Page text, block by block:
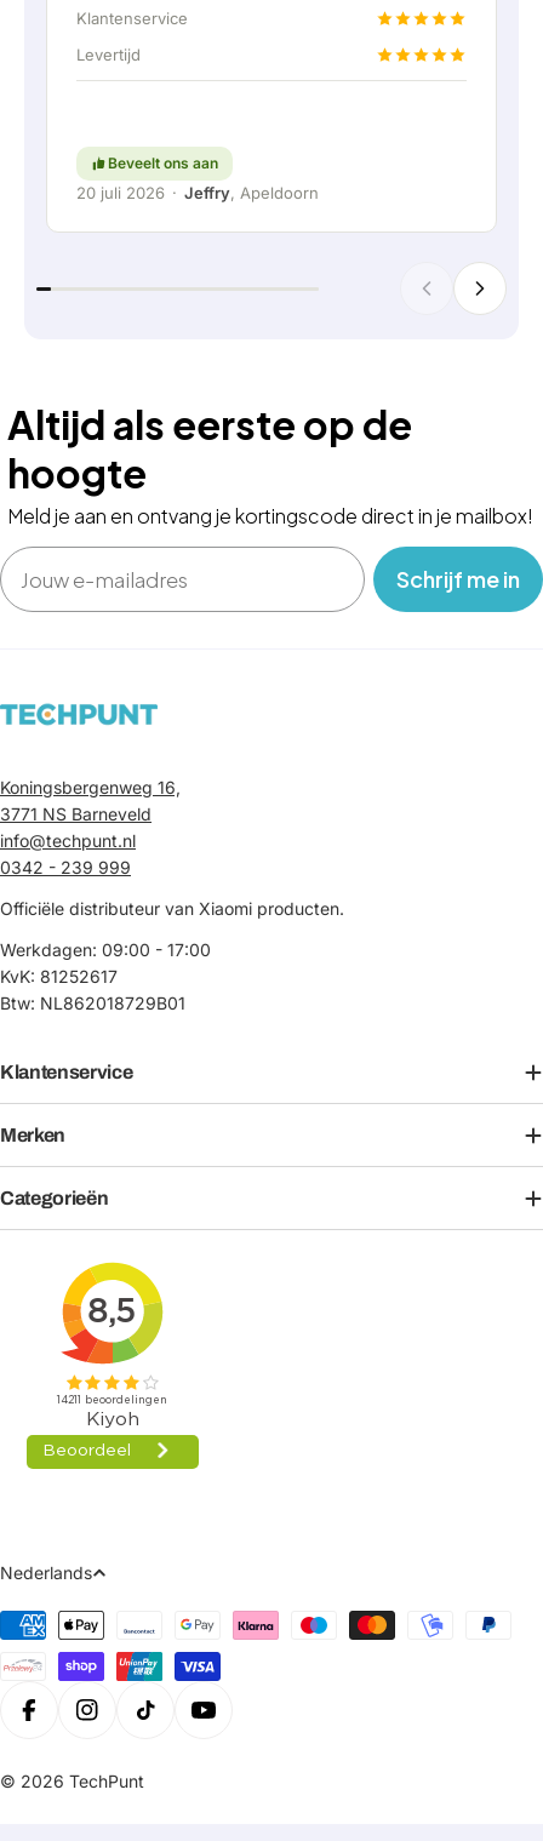
accu doormiddel van een vaste verbinding aan
Kortom; een erg fijn bedrijf waar service en
Klantenservice
Levertijd
Beveelt ons aan
20 juli 2026 · Jeffry, Apeldoorn
Altijd als eerste op de
hoogte
Meld je aan en ontvang je kortingscode direct in je mailbox!
Email
‎ ‎ ‎ Schrijf me in‎ ‎ ‎ ‎
Koningsbergenweg 16,
3771 NS Barneveld
info@techpunt.nl
0342 - 239 999
Officiële distributeur van Xiaomi producten.
Werkdagen: 09:00 - 17:00
KvK: 81252617
Btw: NL862018729B01
Klantenservice
Merken
Categorieën
Taal
Nederlands
Betaalmethoden
FacebookInstagramTiktok
© 2026 TechPunt